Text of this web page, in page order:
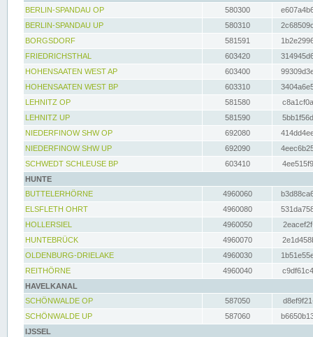
BERLIN-SPANDAU OP
580300
BERLIN-SPANDAU UP
580310
BORGSDORF
581591
FRIEDRICHSTHAL
603420
HOHENSAATEN WEST AP
603400
HOHENSAATEN WEST BP
603310
LEHNITZ OP
581580
LEHNITZ UP
581590
NIEDERFINOW SHW OP
692080
NIEDERFINOW SHW UP
692090
SCHWEDT SCHLEUSE BP
603410
HUNTE
BUTTELERHÖRNE
4960060
ELSFLETH OHRT
4960080
HOLLERSIEL
4960050
HUNTEBRÜCK
4960070
OLDENBURG-DRIELAKE
4960030
REITHÖRNE
4960040
HAVELKANAL
SCHÖNWALDE OP
587050
SCHÖNWALDE UP
587060
IJSSEL